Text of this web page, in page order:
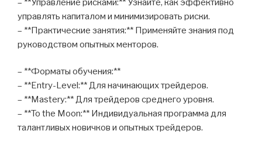
– **Управление рисками:** Узнайте, как эффективно
управлять капиталом и минимизировать риски.
– **Практические занятия:** Применяйте знания под
руководством опытных менторов.
– **Форматы обучения:**
– **Entry-Level:** Для начинающих трейдеров.
– **Mastery:** Для трейдеров среднего уровня.
– **To the Moon:** Индивидуальная программа для
талантливых новичков и опытных трейдеров.